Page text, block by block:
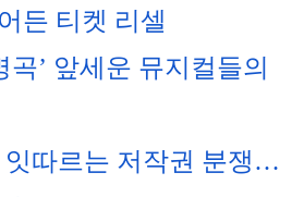
든 티켓 리셀
곡’ 앞세운 뮤지컬들의
잇따르는 저작권 분쟁…